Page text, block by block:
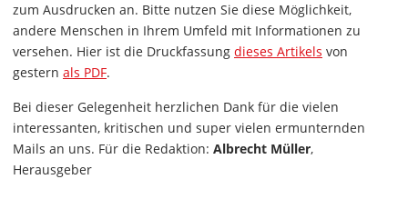
zum Ausdrucken an. Bitte nutzen Sie diese Möglichkeit,
andere Menschen in Ihrem Umfeld mit Informationen zu
versehen. Hier ist die Druckfassung dieses Artikels von
gestern als PDF.
Bei dieser Gelegenheit herzlichen Dank für die vielen
interessanten, kritischen und super vielen ermunternden
Mails an uns. Für die Redaktion: Albrecht Müller,
Herausgeber